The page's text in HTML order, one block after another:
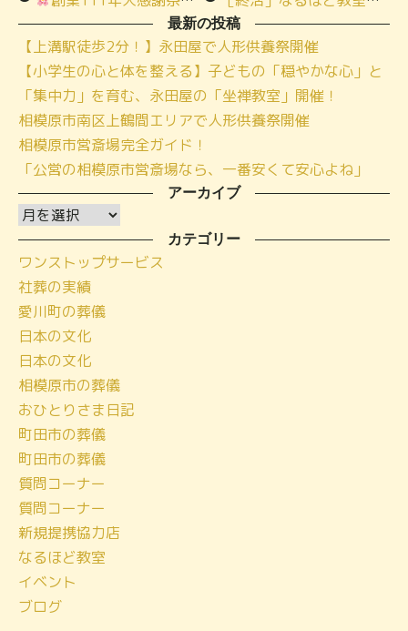
最新の投稿
【上溝駅徒歩2分！】永田屋で人形供養祭開催
【小学生の心と体を整える】子どもの「穏やかな心」と
「集中力」を育む、永田屋の「坐禅教室」開催！
相模原市南区上鶴間エリアで人形供養祭開催
相模原市営斎場完全ガイド！
「公営の相模原市営斎場なら、一番安くて安心よね」
アーカイブ
ア
ー
カ
イ
ブ
カテゴリー
ワンストップサービス
社葬の実績
愛川町の葬儀
日本の文化
日本の文化
相模原市の葬儀
おひとりさま日記
町田市の葬儀
町田市の葬儀
質問コーナー
質問コーナー
新規提携協力店
なるほど教室
イベント
ブログ